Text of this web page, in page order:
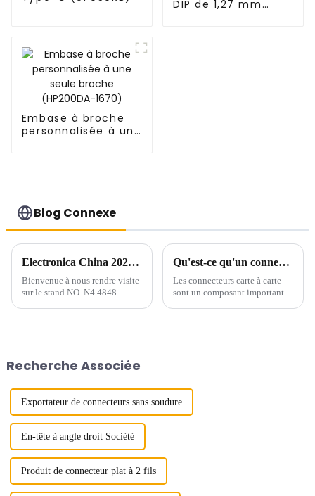
DIP de 1,27 mm
Embase à broche
personnalisée à une
Blog Connexe
Electronica China 2024 : visitez-nous du 8 au 10 juillet !
Bienvenue à nous rendre visite
sur le stand NO. N4.4848
Qu'est-ce qu'un connecteur carte à carte ?
Les connecteurs carte à carte
sont un composant important
Recherche Associée
Exportateur de connecteurs sans soudure
En-tête à angle droit Société
Produit de connecteur plat à 2 fils